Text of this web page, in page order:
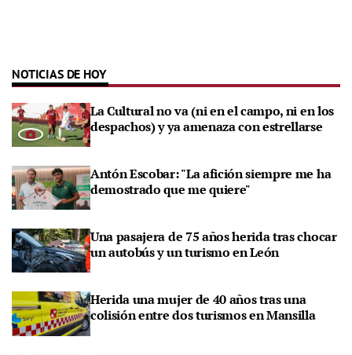
NOTICIAS DE HOY
La Cultural no va (ni en el campo, ni en los
despachos) y ya amenaza con estrellarse
Antón Escobar: "La afición siempre me ha
demostrado que me quiere"
Una pasajera de 75 años herida tras chocar
un autobús y un turismo en León
Herida una mujer de 40 años tras una
colisión entre dos turismos en Mansilla